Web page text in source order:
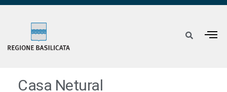
Casa Netural